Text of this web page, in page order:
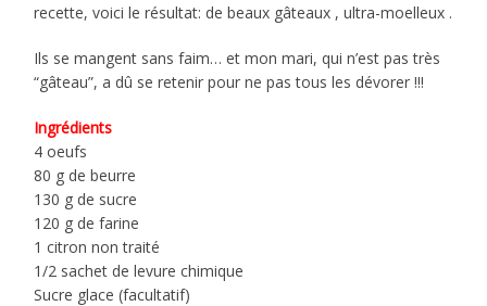
recette, voici le résultat: de beaux gâteaux , ultra-moelleux .
Ils se mangent sans faim… et mon mari, qui n’est pas très
“gâteau”, a dû se retenir pour ne pas tous les dévorer !!!
Ingrédients
4 oeufs
80 g de beurre
130 g de sucre
120 g de farine
1 citron non traité
1/2 sachet de levure chimique
Sucre glace (facultatif)